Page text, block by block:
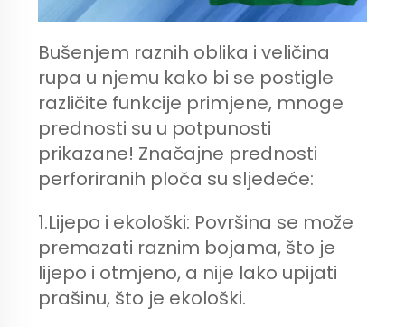
Bušenjem raznih oblika i veličina
rupa u njemu kako bi se postigle
različite funkcije primjene, mnoge
prednosti su u potpunosti
prikazane! Značajne prednosti
perforiranih ploča su sljedeće:
1.Lijepo i ekološki: Površina se može
premazati raznim bojama, što je
lijepo i otmjeno, a nije lako upijati
prašinu, što je ekološki.